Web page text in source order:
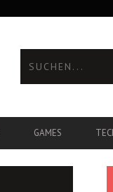
GAMES